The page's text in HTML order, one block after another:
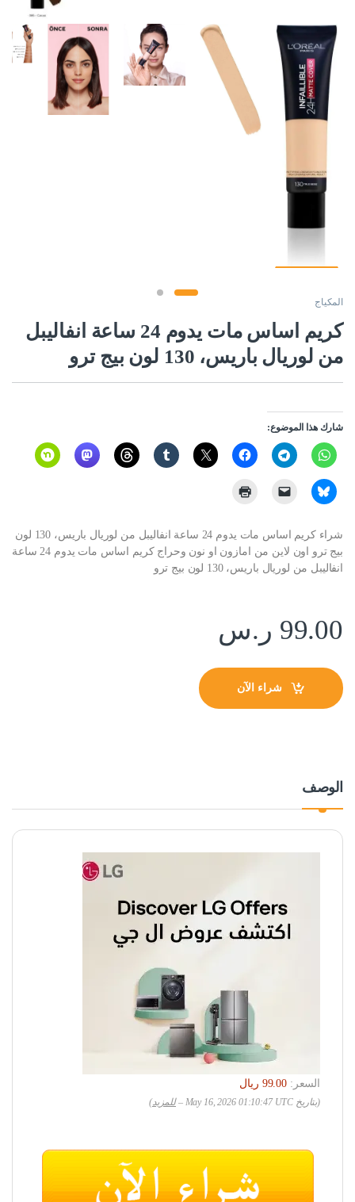
المكياج
كريم اساس مات يدوم 24 ساعة انفاليبل
من لوريال باريس، 130 لون بيج ترو
شارك هذا الموضوع:
شراء كريم اساس مات يدوم 24 ساعة انفاليبل من لوريال باريس، 130 لون
بيج ترو اون لاين من امازون او نون وحراج كريم اساس مات يدوم 24 ساعة
انفاليبل من لوريال باريس، 130 لون بيج ترو
99.00 ر.س
شراء الآن
الوصف
السعر:
‏99.00 ريال
(بتاريخ May 16, 2026 01:10:47 UTC – للمزيد)